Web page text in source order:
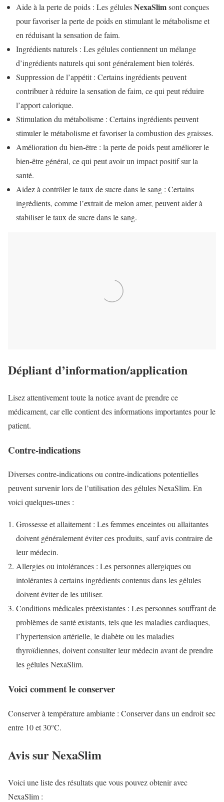
Aide à la perte de poids : Les gélulesNexaSlimsont conçues
pour favoriser la perte de poids en stimulant le métabolisme et
en réduisant la sensation de faim.
Ingrédients naturels : Les gélules contiennent un mélange
d’ingrédients naturels qui sont généralement bien tolérés.
Suppression de l’appétit : Certains ingrédients peuvent
contribuer à réduire la sensation de faim, ce qui peut réduire
l’apport calorique.
Stimulation du métabolisme : Certains ingrédients peuvent
stimuler le métabolisme et favoriser la combustion des graisses.
Amélioration du bien-être : la perte de poids peut améliorer le
bien-être général, ce qui peut avoir un impact positif sur la
santé.
Aidez à contrôler le taux de sucre dans le sang : Certains
ingrédients, comme l’extrait de melon amer, peuvent aider à
stabiliser le taux de sucre dans le sang.
Dépliant d’information/application
Lisez attentivement toute la notice avant de prendre ce
médicament, car elle contient des informations importantes pour le
patient.
Contre-indications
Diverses contre-indications ou contre-indications potentielles
peuvent survenir lors de l’utilisation des gélules NexaSlim. En
voici quelques-unes :
Grossesse et allaitement : Les femmes enceintes ou allaitantes
doivent généralement éviter ces produits, sauf avis contraire de
leur médecin.
Allergies ou intolérances : Les personnes allergiques ou
intolérantes à certains ingrédients contenus dans les gélules
doivent éviter de les utiliser.
Conditions médicales préexistantes : Les personnes souffrant de
problèmes de santé existants, tels que les maladies cardiaques,
l’hypertension artérielle, le diabète ou les maladies
thyroïdiennes, doivent consulter leur médecin avant de prendre
les gélules NexaSlim.
Voici comment le conserver
Conserver à température ambiante : Conserver dans un endroit sec
entre 10 et 30°C.
Avis sur NexaSlim
Voici une liste des résultats que vous pouvez obtenir avec
NexaSlim :